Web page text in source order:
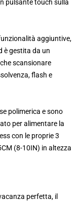
pulsante touch sulla
aggiuntive,
è gestita da un
scansionare
flash e
polimerica e sono
per alimentare la
con le proprie 3
(8-10IN) in altezza
perfetta, il